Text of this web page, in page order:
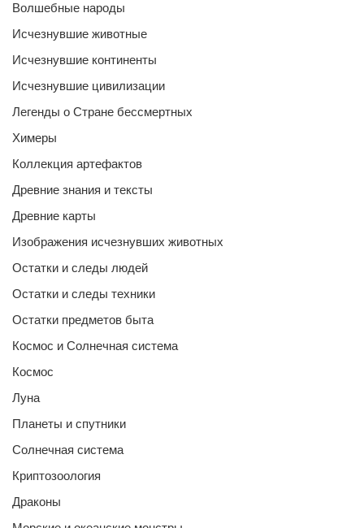
Волшебные народы
Исчезнувшие животные
Исчезнувшие континенты
Исчезнувшие цивилизации
Легенды о Стране бессмертных
Химеры
Коллекция артефактов
Древние знания и тексты
Древние карты
Изображения исчезнувших животных
Остатки и следы людей
Остатки и следы техники
Остатки предметов быта
Космос и Солнечная система
Космос
Луна
Планеты и спутники
Солнечная система
Криптозоология
Драконы